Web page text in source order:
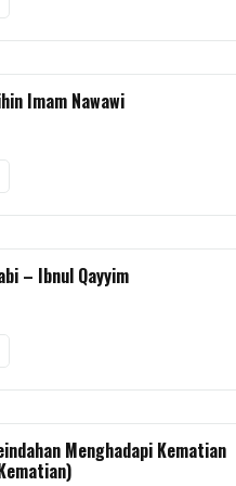
Imam Nawawi
– Ibnul Qayyim
Menghadapi Kematian